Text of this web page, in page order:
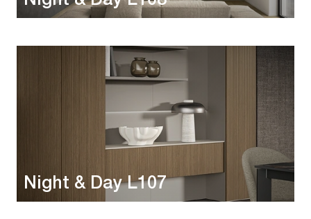
Night & Day L107